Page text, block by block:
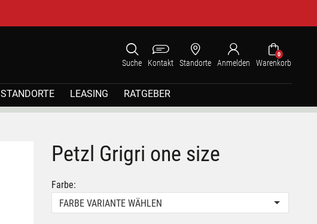
Suche Kontakt Standorte Anmelden
0
Warenkorb
STANDORTE LEASING RATGEBER
Petzl Grigri one size
Farbe:
FARBE VARIANTE WÄHLEN